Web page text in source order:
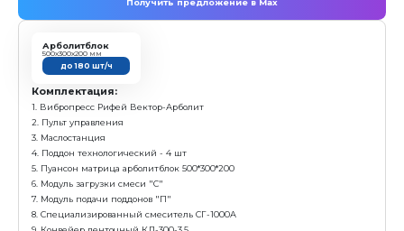
Самый бюджетный полуавтоматический
Минимальный "Ручной труд"
Сочетание: Цена/Качество/Производительность
заказать
Вибропресс Рифей-Вектор-Арболит-БП-